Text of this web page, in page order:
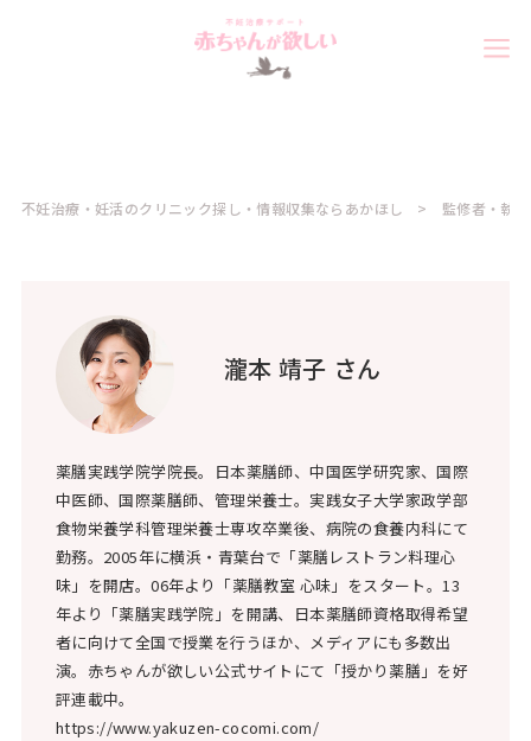
不妊治療・妊活のクリニック探し・情報収集ならあかほし 監修者・執
瀧本 靖子 さん
薬膳実践学院学院長。日本薬膳師、中国医学研究家、国際
中医師、国際薬膳師、管理栄養士。実践女子大学家政学部
食物栄養学科管理栄養士専攻卒業後、病院の食養内科にて
勤務。2005年に横浜・青葉台で「薬膳レストラン料理心
味」を開店。06年より「薬膳教室 心味」をスタート。13
年より「薬膳実践学院」を開講、日本薬膳師資格取得希望
者に向けて全国で授業を行うほか、メディアにも多数出
演。赤ちゃんが欲しい公式サイトにて「授かり薬膳」を好
評連載中。
https://www.yakuzen-cocomi.com/